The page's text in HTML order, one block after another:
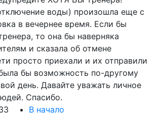
воды) произошла еще с
в вечернее время. Если бы
то она бы наверняка
и сказала об отмене
просто приехали и их отправили
бы возможность по-другому
день. Давайте уважать личное
Спасибо.
В начало